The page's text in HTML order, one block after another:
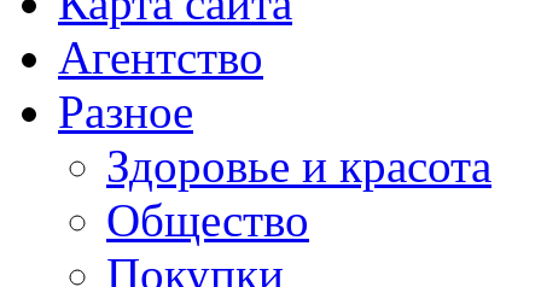
Агентство
Разное
Здоровье и красота
Общество
Покупки